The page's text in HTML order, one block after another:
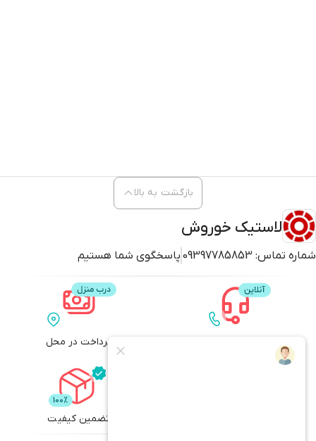
لاستیک خوروش
شماره تماس: 09397785853 پاسخگوی شما هستیم
بازگشت به بالا
پرداخت در محل
تضمین کیفیت